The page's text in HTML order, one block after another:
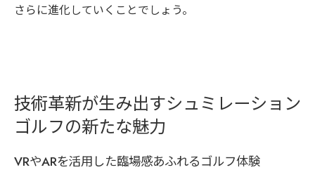
さらに進化していくことでしょう。
技術革新が生み出すシュミレーション
ゴルフの新たな魅力
VRやARを活用した臨場感あふれるゴルフ体験